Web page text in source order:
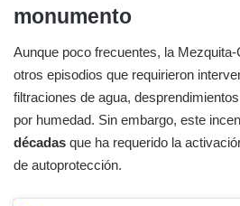
monumento
Aunque poco frecuentes, la
otros episodios que requirieron
filtraciones de agua,
por humedad. Sin embargo, este
décadas que ha requerido la
de autoprotección.